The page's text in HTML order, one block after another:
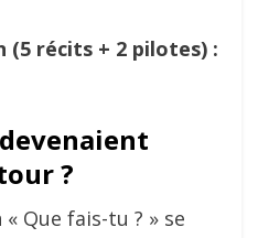
(5 récits + 2 pilotes) :
?
Que fais-tu ? » se